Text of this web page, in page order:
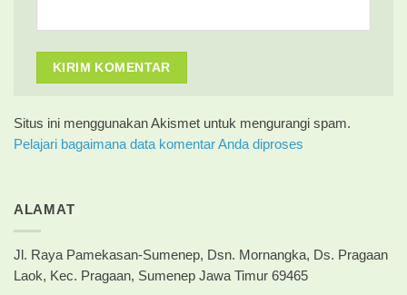
Situs ini menggunakan Akismet untuk mengurangi spam.
Pelajari bagaimana data komentar Anda diproses
ALAMAT
Jl. Raya Pamekasan-Sumenep, Dsn. Mornangka, Ds. Pragaan
Laok, Kec. Pragaan, Sumenep Jawa Timur 69465